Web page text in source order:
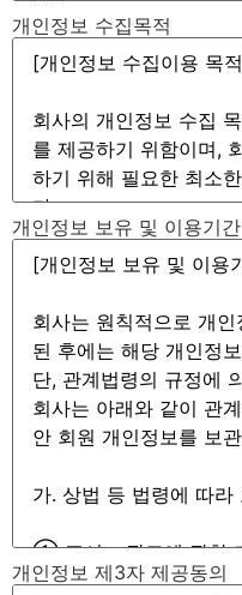
개인정보 수집목적
개인정보 보유 및 이용기간
개인정보 제3자 제공동의